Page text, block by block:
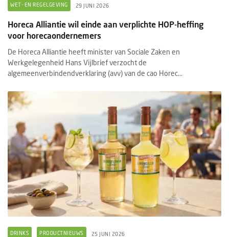
WET- EN REGELGEVING 29 JUNI 2026
Horeca Alliantie wil einde aan verplichte HOP-heffing
voor horecaondernemers
De Horeca Alliantie heeft minister van Sociale Zaken en
Werkgelegenheid Hans Vijlbrief verzocht de
algemeenverbindendverklaring (avv) van de cao Horec...
DRINKS PRODUCTNIEUWS 25 JUNI 2026